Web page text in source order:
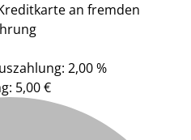
an fremden
2,00 %
5,00 €